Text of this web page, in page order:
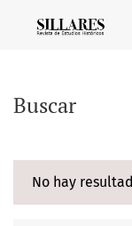
Buscar
No hay